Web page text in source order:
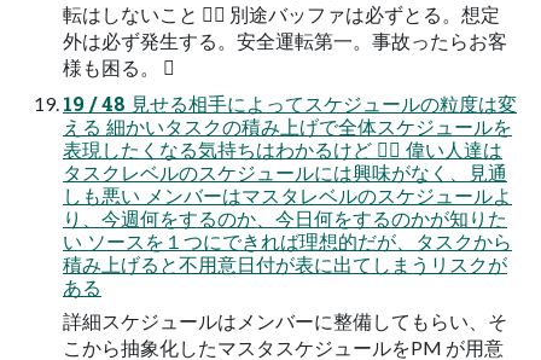
転はしないこと  別途バッファは必ずとる。想定
外は必ず発生する。安全運転第一。事故ったらお客
様も困る。 
19 / 48 見せる相手によってスケジュールの粒度は変
える 細かいタスクの積み上げで全体スケジュールを
表現したくなる気持ちはわかるけど  偉い人達は
タスクレベルのスケジュールには興味がなく、見通
しも悪い メンバーはマスタレベルのスケジュールよ
り、今週何をするのか、今日何をするのかが知りた
い ソースを１つにできれば理想的だが、タスクから
積み上げると不用意日付が表に出てしまうリスクが
ある
詳細スケジュールはメンバーに整備してもらい、そ
こから抽象化したマスタスケジュールをPM が用意